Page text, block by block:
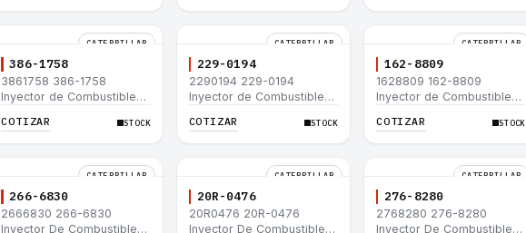
CATERPILLAR
386-1758
3861758 386-1758
Inyector de Combustible
3512B 3516B 3516C 854G
COTIZAR STOCK
CATERPILLAR
229-0194
2290194 229-0194
Inyector de Combustible
3512B 3516B 3516C 854G
COTIZAR STOCK
CATERPILLAR
162-8809
1628809 162-8809
Inyector de Combustible
3512B 3516B 3516C 854G
COTIZAR STOCK
CATERPILLAR
266-6830
2666830 266-6830
Inyector De Combustible
CATERPILLAR
20R-0476
20R0476 20R-0476
Inyector De Combustible
CATERPILLAR
276-8280
2768280 276-8280
Inyector De Combustible